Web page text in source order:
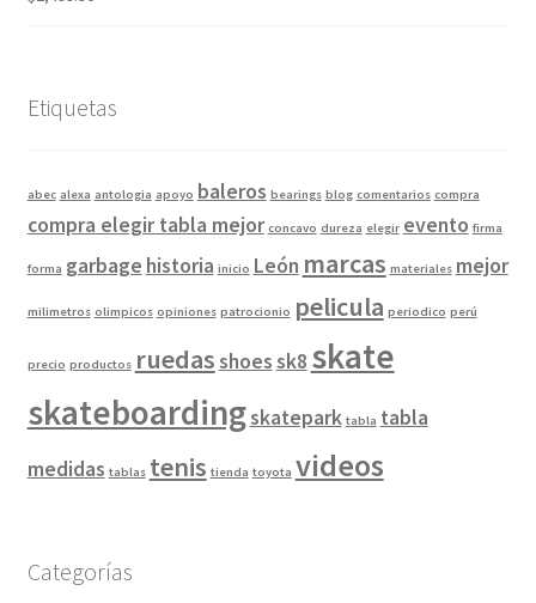
Etiquetas
abec alexa antologia apoyo baleros bearings blog comentarios compra
compra elegir tabla mejor concavo dureza elegir evento firma
forma garbage historia inicio León marcas materiales mejor
milimetros olimpicos opiniones patrocionio pelicula periodico perú
precio productos ruedasshoessk8 skate
skateboardingskatepark tabla tabla
medidas tablas tenis tienda toyota videos
Categorías